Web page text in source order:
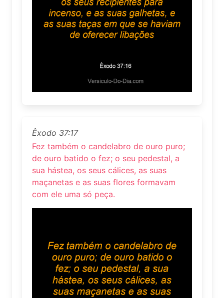
Êxodo 37:17
Fez também o candelabro de ouro puro;
de ouro batido o fez; o seu pedestal, a
sua hástea, os seus cálices, as suas
maçanetas e as suas flores formavam
com ele uma só peça.